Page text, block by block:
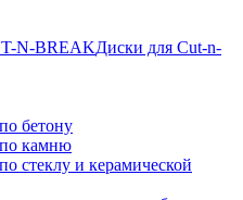
Диски для Cut-n-
бетону
камню
стеклу и керамической